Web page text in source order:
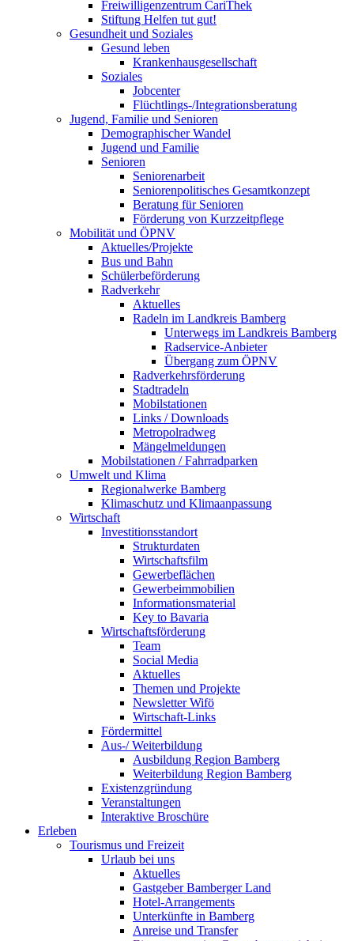
Freiwilligenzentrum CariThek
Stiftung Helfen tut gut!
Gesundheit und Soziales
Gesund leben
Krankenhausgesellschaft
Soziales
Jobcenter
Flüchtlings-/Integrationsberatung
Jugend, Familie und Senioren
Demographischer Wandel
Jugend und Familie
Senioren
Seniorenarbeit
Seniorenpolitisches Gesamtkonzept
Beratung für Senioren
Förderung von Kurzzeitpflege
Mobilität und ÖPNV
Aktuelles/Projekte
Bus und Bahn
Schülerbeförderung
Radverkehr
Aktuelles
Radeln im Landkreis Bamberg
Unterwegs im Landkreis Bamberg
Radservice-Anbieter
Übergang zum ÖPNV
Radverkehrsförderung
Stadtradeln
Mobilstationen
Links / Downloads
Metropolradweg
Mängelmeldungen
Mobilstationen / Fahrradparken
Umwelt und Klima
Regionalwerke Bamberg
Klimaschutz und Klimaanpassung
Wirtschaft
Investitionsstandort
Strukturdaten
Wirtschaftsfilm
Gewerbeflächen
Gewerbeimmobilien
Informationsmaterial
Key to Bavaria
Wirtschaftsförderung
Team
Social Media
Aktuelles
Themen und Projekte
Newsletter Wifö
Wirtschaft-Links
Fördermittel
Aus-/ Weiterbildung
Ausbildung Region Bamberg
Weiterbildung Region Bamberg
Existenzgründung
Veranstaltungen
Interaktive Broschüre
Erleben
Tourismus und Freizeit
Urlaub bei uns
Aktuelles
Gastgeber Bamberger Land
Hotel-Arrangements
Unterkünfte in Bamberg
Anreise und Transfer